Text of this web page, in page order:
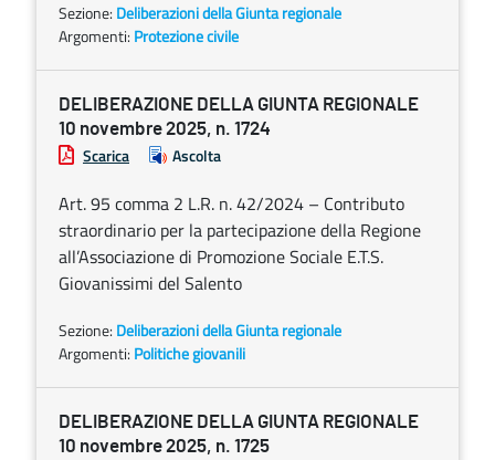
Sezione: Deliberazioni della Giunta regionale
Argomenti: Protezione civile
DELIBERAZIONE DELLA GIUNTA REGIONALE
10 novembre 2025, n. 1724
Scarica Ascolta
Art. 95 comma 2 L.R. n. 42/2024 – Contributo
straordinario per la partecipazione della Regione
all’Associazione di Promozione Sociale E.T.S.
Giovanissimi del Salento
Sezione: Deliberazioni della Giunta regionale
Argomenti: Politiche giovanili
DELIBERAZIONE DELLA GIUNTA REGIONALE
10 novembre 2025, n. 1725